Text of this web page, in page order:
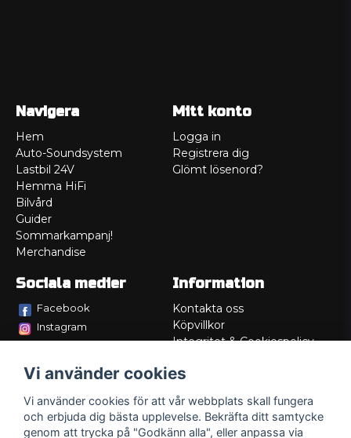
Navigera
Hem
Auto-Soundsystem
Lastbil 24V
Hemma HiFi
Bilvård
Guider
Sommarkampanj!
Merchandise
Mitt konto
Logga in
Registrera dig
Glömt lösenord?
Sociala medier
Facebook
Instagram
Information
Kontakta oss
Köpvillkor
Integritet & Cookiespolicy
Service/Garanti
Lådritning
Om oss
Vi använder cookies
Vi använder cookies för att vår webbplats skall fungera
och erbjuda dig bästa upplevelse. Bekräfta ditt samtycke
genom att trycka på "Godkänn alla", eller anpassa via